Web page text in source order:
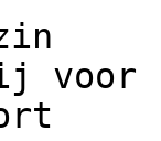
voor